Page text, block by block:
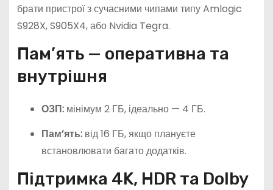
брати пристрої з сучасними чипами типу Amlogic
S928X, S905X4, або Nvidia Tegra.
Пам’ять — оперативна та
внутрішня
ОЗП:мінімум 2 ГБ, ідеально — 4 ГБ.
Пам’ять:від 16 ГБ, якщо плануєте
встановлювати багато додатків.
Підтримка 4K, HDR та Dolby